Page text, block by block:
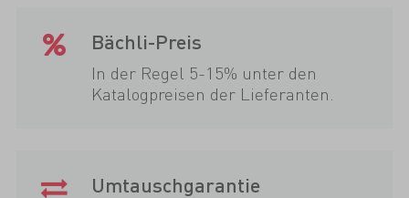
Bächli-Preis
In der Regel 5-15% unter den
Katalogpreisen der Lieferanten.
Umtauschgarantie